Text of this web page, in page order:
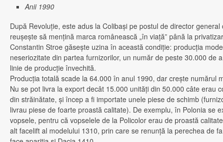
Anii 1990
După Revoluţie, este adus la Colibaşi pe postul de director
reuşeşte să menţină marca românească „în viaţă” până la
Constantin Stroe găseşte uzina în această condiţie: producţia
neseriozitate din partea furnizorilor, un număr de peste 30.000 de
linie de producţie învechită.
Producţia totală scade la 64.000 în anul 1990, dar creşte numărul
Nu se pot livra la export decât 15.000 unităţi din 50.000 câte erau
din străinătate, şi încep a fi importate unele piese de schimb
livrau piese de foarte proastă calitate). De exemplu, în Polonia se
vopsele, pentru că vopselele de la Policolor erau de proastă
alt facelift al modelului 1310, prin care se renunţă la perechea de